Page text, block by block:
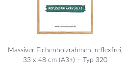
Massiver Eichenholzrahmen, reflexfrei,
33 x 48 cm (A3+) – Typ 320